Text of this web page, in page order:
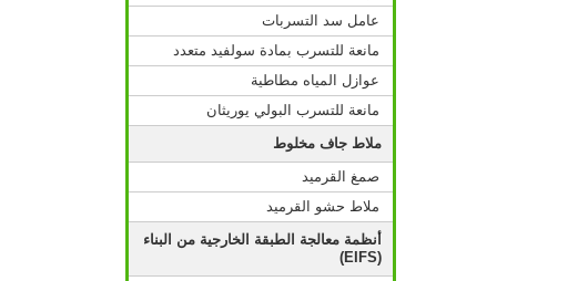
عامل سد التسربات
مانعة للتسرب بمادة سولفيد متعدد
عوازل المياه مطاطية
مانعة للتسرب البولي يوريثان
ملاط جاف مخلوط
صمغ القرميد
ملاط حشو القرميد
أنظمة معالجة الطبقة الخارجية من البناء
(EIFS)